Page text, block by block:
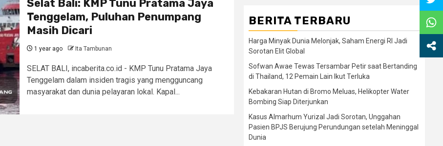
Selat Bali: KMP Tunu Pratama Jaya
Tenggelam, Puluhan Penumpang
Masih Dicari
1 year ago Ita Tambunan
SELAT BALI, incaberita.co.id - KMP Tunu Pratama Jaya
Tenggelam dalam insiden tragis yang mengguncang
masyarakat dan dunia pelayaran lokal. Kapal...
BERITA TERBARU
Harga Minyak Dunia Melonjak, Saham Energi RI Jadi
Sorotan Elit Global
Sofwan Awae Tewas Tersambar Petir saat Bertanding
di Thailand, 12 Pemain Lain Ikut Terluka
Kebakaran Hutan di Bromo Meluas, Helikopter Water
Bombing Siap Diterjunkan
Kasus Almarhum Yurizal Jadi Sorotan, Unggahan
Pasien BPJS Berujung Perundungan setelah Meninggal
Dunia